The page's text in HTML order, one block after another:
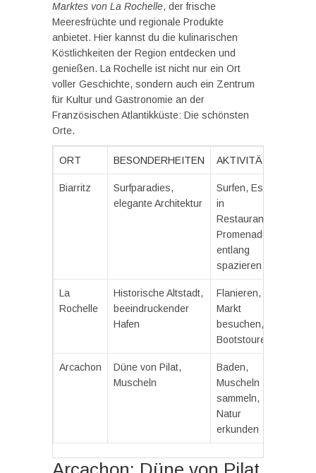
Marktes von La Rochelle, der frische
Meeresfrüchte und regionale Produkte
anbietet. Hier kannst du die kulinarischen
Köstlichkeiten der Region entdecken und
genießen. La Rochelle ist nicht nur ein Ort
voller Geschichte, sondern auch ein Zentrum
für Kultur und Gastronomie an der
Französischen Atlantikküste: Die schönsten
Orte.
ORT BESONDERHEITEN AKTIVITÄTEN
Biarritz
Surfparadies,
elegante Architektur
Surfen, Essen
in
Restaurants,
Promenade
entlang
spazieren
La
Rochelle
Historische Altstadt,
beeindruckender
Hafen
Flanieren, den
Markt
besuchen,
Bootstouren
Arcachon
Düne von Pilat,
Muscheln
Baden,
Muscheln
sammeln,
Natur
erkunden